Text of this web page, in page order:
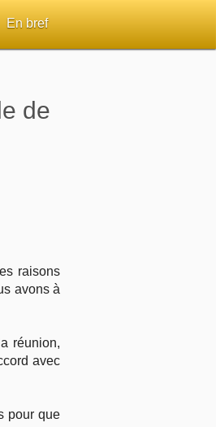
par passage
En bref
Livres de la Bible
de
raisons
avons à
réunion,
avec
pour que